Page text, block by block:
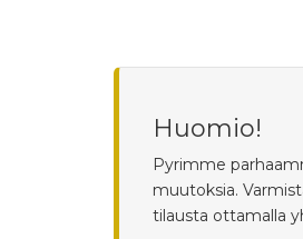
Huomio!
Pyrimme
muutoksia.
tilausta ottamalla